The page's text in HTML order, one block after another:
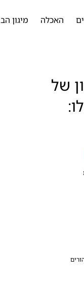
האכלה מיגון הבית
הצטרפו למועדון של